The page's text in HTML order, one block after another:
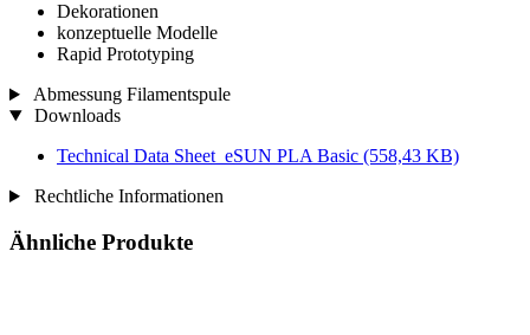
Dekorationen
konzeptuelle Modelle
Rapid Prototyping
Abmessung Filamentspule
Downloads
Technical Data Sheet_eSUN PLA Basic (558,43 KB)
Rechtliche Informationen
Ähnliche Produkte